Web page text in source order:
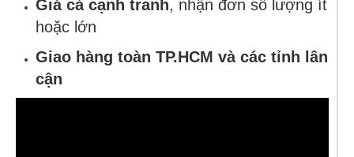
Giá cả cạnh tranh, nhận đơn số lượng ít
hoặc lớn
Giao hàng toàn TP.HCM và các tỉnh lân
cận